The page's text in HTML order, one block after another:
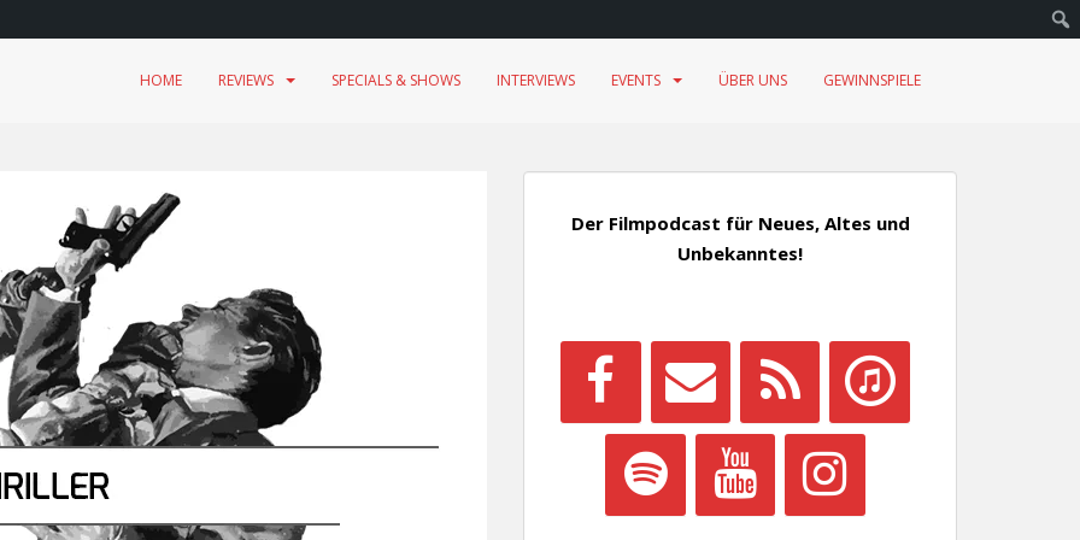
HOME REVIEWS SPECIALS & SHOWS INTERVIEWS EVENTS ÜBER UNS GEWINNSPIELE
Der Filmpodcast für Neues, Altes und
Unbekanntes!